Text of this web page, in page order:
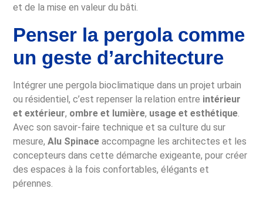
et de la mise en valeur du bâti.
Penser la pergola comme
un geste d’architecture
Intégrer une pergola bioclimatique dans un projet urbain
ou résidentiel, c’est repenser la relation entre intérieur
et extérieur, ombre et lumière, usage et esthétique
Avec son savoir-faire technique et sa culture du sur
mesure,Alu Spinace accompagne les architectes et les
concepteurs dans cette démarche exigeante, pour créer
des espaces à la fois confortables, élégants et
pérennes.